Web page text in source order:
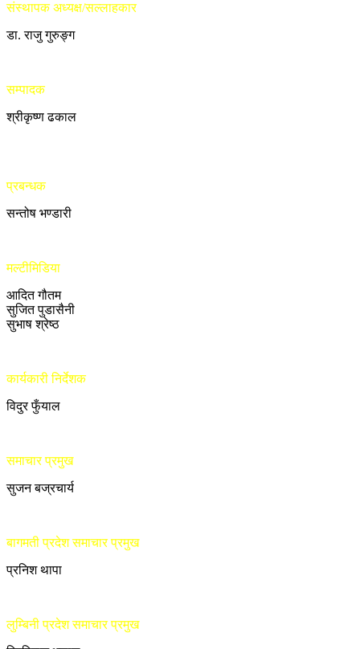
संस्थापक अध्यक्ष/सल्लाहकार
डा. राजु गुरुङ्ग
सम्पादक
श्रीकृष्ण ढकाल
प्रबन्धक
सन्तोष भण्डारी
मल्टीमिडिया
आदित गौतम
सुजित पुडासैनी
सुभाष श्रेष्ठ
कार्यकारी निर्देशक
विदुर फुँयाल
समाचार प्रमुख
सुजन बज्रचार्य
बागमती प्रदेश समाचार प्रमुख
प्रनिश थापा
लुम्बिनी प्रदेश समाचार प्रमुख